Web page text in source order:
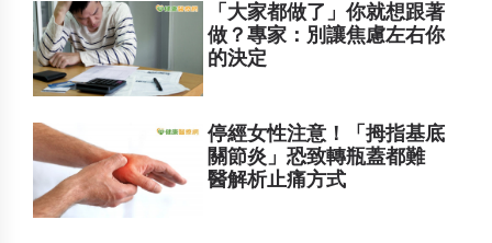
「大家都做了」你就想跟著
做？專家：別讓焦慮左右你
的決定
停經女性注意！「拇指基底
關節炎」恐致轉瓶蓋都難
醫解析止痛方式